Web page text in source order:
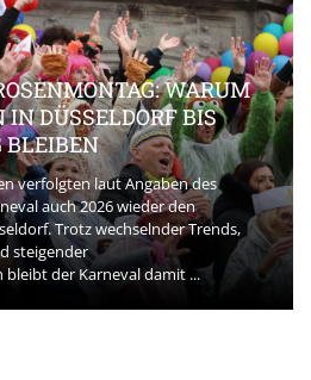
WARUM
DÜSSELDORF BIS
BLEIBEN
verfolgten laut Angaben des
auch 2026 wieder den
Trotz wechselnder Trends,
steigender
der Karneval damit ...